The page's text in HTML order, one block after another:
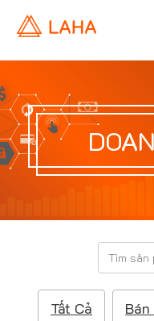
T
ì
m
Tất Cả